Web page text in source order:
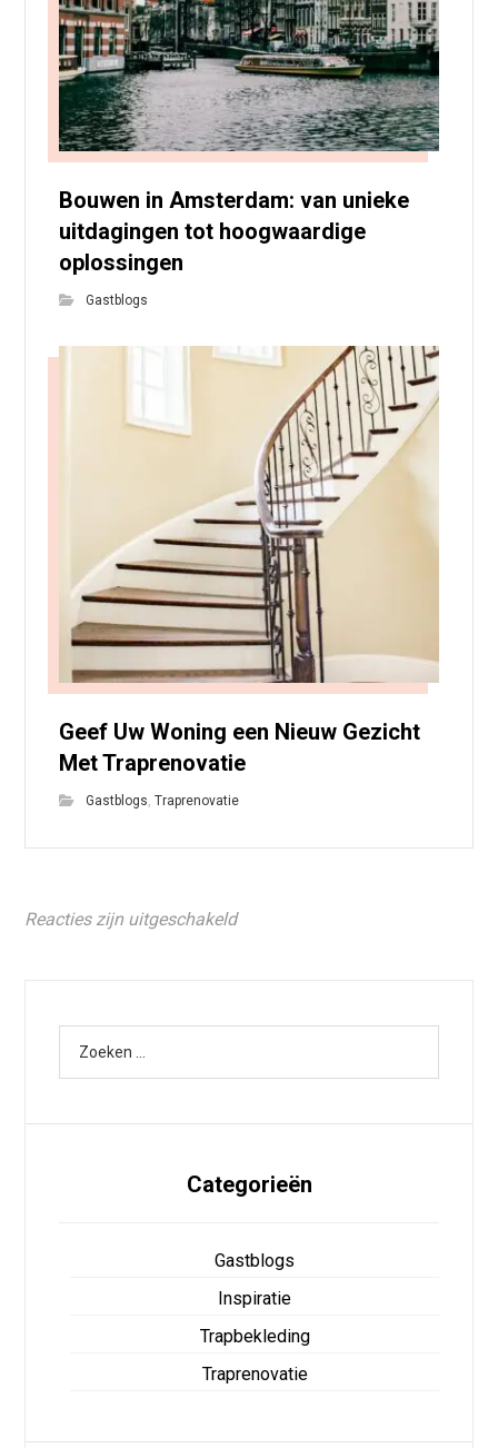
Bouwen in Amsterdam: van unieke
uitdagingen tot hoogwaardige
oplossingen
Gastblogs
Geef Uw Woning een Nieuw Gezicht
Met Traprenovatie
Gastblogs,Traprenovatie
Reacties zijn uitgeschakeld
Categorieën
Gastblogs
Inspiratie
Trapbekleding
Traprenovatie